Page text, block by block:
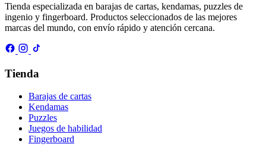
Tienda especializada en barajas de cartas, kendamas, puzzles de
ingenio y fingerboard. Productos seleccionados de las mejores
marcas del mundo, con envío rápido y atención cercana.
Tienda
Barajas de cartas
Kendamas
Puzzles
Juegos de habilidad
Fingerboard